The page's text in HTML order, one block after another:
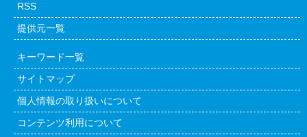
RSS
提供元一覧
キーワード一覧
サイトマップ
個人情報の取り扱いについて
コンテンツ利用について